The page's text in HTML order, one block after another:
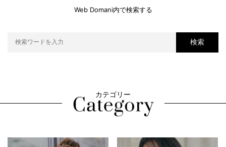
Web Domani内で検索する
検索
カテゴリー